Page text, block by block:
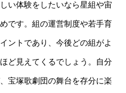
い体験をしたいなら星組や宙
です。組の運営制度や若手育
ントであり、今後どの組がよ
ど見えてくるでしょう。自分
宝塚歌劇団の舞台を存分に楽